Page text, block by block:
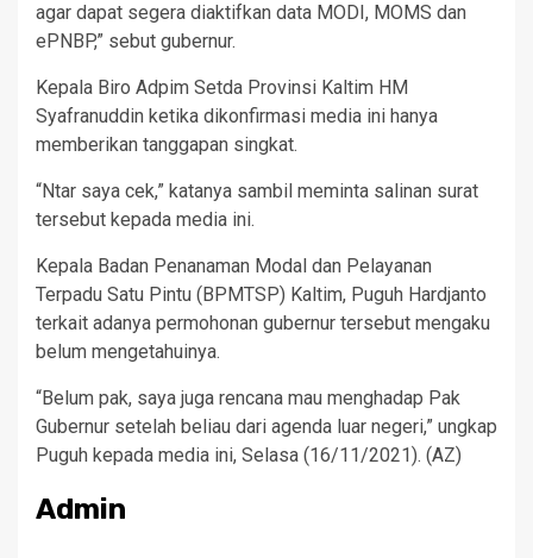
agar dapat segera diaktifkan data MODI, MOMS dan
ePNBP,” sebut gubernur.
Kepala Biro Adpim Setda Provinsi Kaltim HM
Syafranuddin ketika dikonfirmasi media ini hanya
memberikan tanggapan singkat.
“Ntar saya cek,” katanya sambil meminta salinan surat
tersebut kepada media ini.
Kepala Badan Penanaman Modal dan Pelayanan
Terpadu Satu Pintu (BPMTSP) Kaltim, Puguh Hardjanto
terkait adanya permohonan gubernur tersebut mengaku
belum mengetahuinya.
“Belum pak, saya juga rencana mau menghadap Pak
Gubernur setelah beliau dari agenda luar negeri,” ungkap
Puguh kepada media ini, Selasa (16/11/2021). (AZ)
Admin